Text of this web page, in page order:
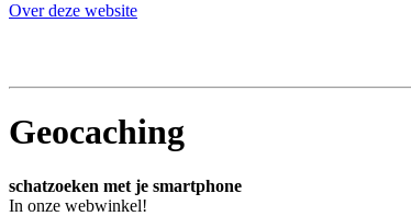
Over deze website
Geocaching
schatzoeken met je smartphone
In onze webwinkel!